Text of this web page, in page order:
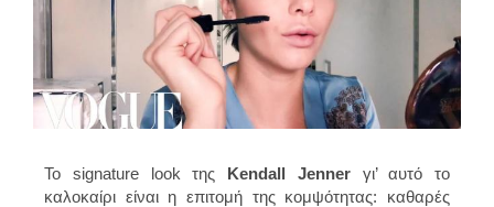
Το signature look της Kendall Jennerγι’ αυτό το
καλοκαίρι είναι η επιτομή της κομψότητας: καθαρές